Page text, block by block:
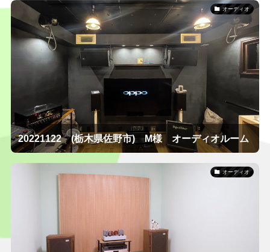
オーディオ
20221122 (栃木県佐野市) M様 オーディオルーム
オーディオ